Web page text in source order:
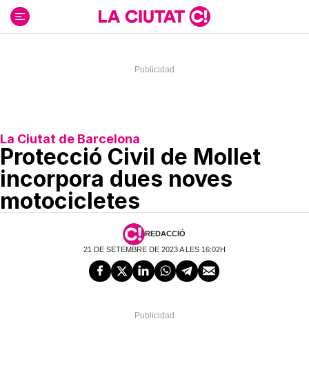
contenido
La Ciutat de Barcelona
Protecció Civil de Mollet
incorpora dues noves
motocicletes
REDACCIÓ
21 DE SETEMBRE DE 2023 A LES 16:02H